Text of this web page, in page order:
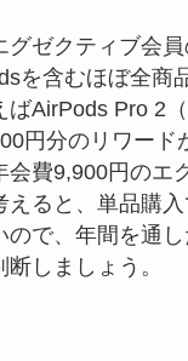
グゼクティブ会
を含むほぼ全商
ばAirPods Pro 2
円分のリワード
会費9,900円のエ
えると、単品購
ので、年間を通し
断しましょう。